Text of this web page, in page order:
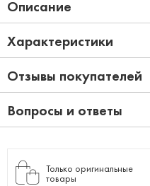
Описание
Характеристики
Отзывы покупателей
Вопросы и ответы
Только оригинальные
товары